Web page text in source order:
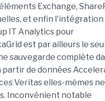
Exchange,
et enfin l'intégration
IT Analytics pour
est par ailleurs le
sauvegarde complète
partir de données
Veritas elles-mêmes ne
Inconvénient notable